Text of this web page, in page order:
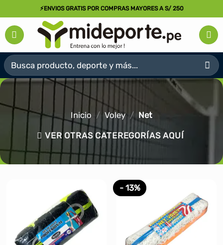
al
contenido
⚡ENVIOS GRATIS POR COMPRAS MAYORES A S/ 250
Buscar
por:
Inicio / Voley / Net
VER OTRAS CATEREGORÍAS AQUÍ
- 13%